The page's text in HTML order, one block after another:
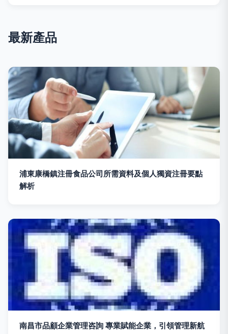
最新產品
浦東康橋鎮注冊食品公司所需資料及個人獨資注冊要點
解析
南昌市品顧企業管理咨詢 專業賦能企業，引領管理新航